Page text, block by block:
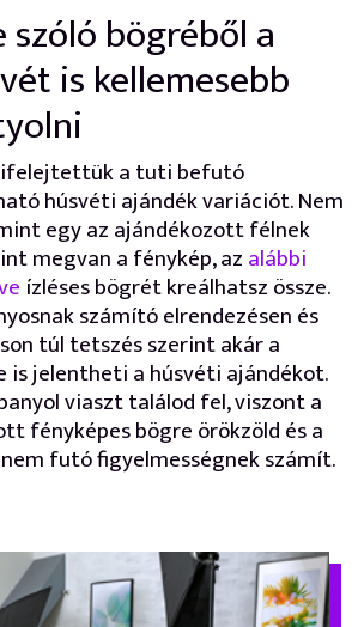
szóló bögréből a
is kellemesebb
a tuti befutó
húsvéti ajándék variációt. Nem
egy az ajándékozott félnek
megvan a fénykép, azalábbi
ízléses bögrét kreálhatsz össze.
számító elrendezésen és
túl tetszés szerint akár a
is jelentheti a húsvéti ajándékot.
viaszt találod fel, viszont a
fényképes bögre örökzöld és a
futó figyelmességnek számít.